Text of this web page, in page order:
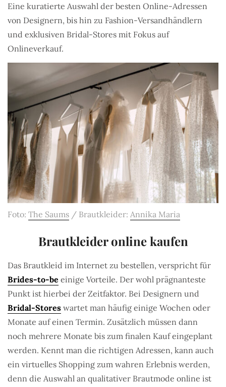
Eine kuratierte Auswahl der besten Online-Adressen
von Designern, bis hin zu Fashion-Versandhändlern
und exklusiven Bridal-Stores mit Fokus auf
Onlineverkauf.
Foto: The Saums / Brautkleider: Annika Maria
Brautkleider online kaufen
Das Brautkleid im Internet zu bestellen, verspricht für
Brides-to-be einige Vorteile. Der wohl prägnanteste
Punkt ist hierbei der Zeitfaktor. Bei Designern und
Bridal-Stores wartet man häufig einige Wochen oder
Monate auf einen Termin. Zusätzlich müssen dann
noch mehrere Monate bis zum finalen Kauf eingeplant
werden. Kennt man die richtigen Adressen, kann auch
ein virtuelles Shopping zum wahren Erlebnis werden,
denn die Auswahl an qualitativer Brautmode online ist